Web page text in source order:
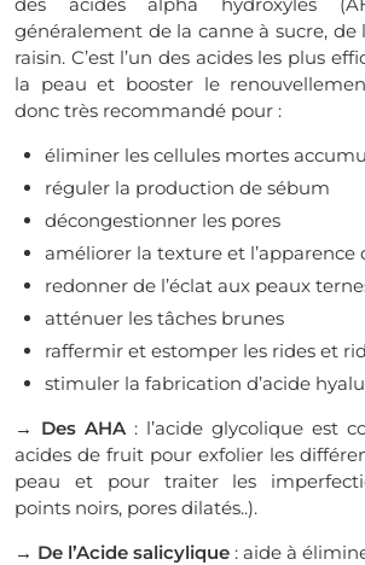
généralement de la canne à sucre, de
raisin. C’est l’un des acides les plus
la peau et booster le
donc très recommandé pour :
éliminer les cellules mortes
réguler la production de sébum
décongestionner les pores
améliorer la texture et l’apparence
redonner de l’éclat aux peaux
atténuer les tâches brunes
raffermir et estomper les rides et
stimuler la fabrication d’acide
→ Des AHA : l’acide glycolique est
acides de fruit pour exfolier les
peau et pour traiter les
points noirs, pores dilatés..).
→ De l’Acide salicylique : aide à